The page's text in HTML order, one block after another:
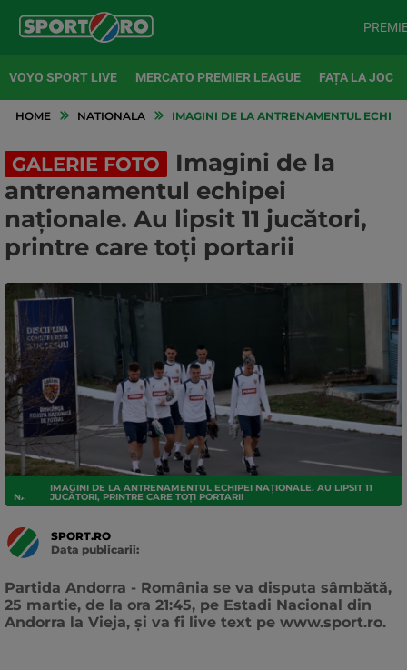
VOYO SPORT LIVE MERCATO PREMIER LEAGUE FAȚA LA JOC
HOME NATIONALA IMAGINI DE LA ANTRENAMENTUL
GALERIE FOTO
Imagini de la
antrenamentul echipei
naționale. Au lipsit 11 jucători,
printre care toți portarii
NATIONALA
IMAGINI DE LA ANTRENAMENTUL ECHIPEI NAȚIONALE. AU LIPSIT 11
JUCĂTORI, PRINTRE CARE TOȚI PORTARII
SPORT.RO
Data publicarii:
Partida Andorra - România se va disputa sâmbătă,
25 martie, de la ora 21:45, pe Estadi Nacional din
Andorra la Vieja, și va fi live text pe www.sport.ro.